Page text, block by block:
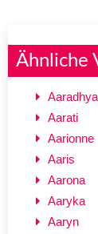
Ähnliche
Aaradhya
Aarati
Aarionne
Aaris
Aarona
Aaryka
Aaryn